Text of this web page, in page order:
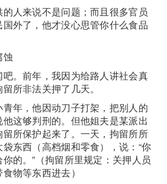
人来说不是问题；而且很多官员
外了，他才没心思管你什么食品
蚀
。前年，我因为给路人讲社会真
所非法关押了几天。
年，他因动刀子打架，把别人的
这够判刑的。但他姐夫是某派出
所保护起来了。一天，拘留所所
东西（高档烟和零食），说：“你
你的。”（拘留所里规定：关押人员
物等东西进去）